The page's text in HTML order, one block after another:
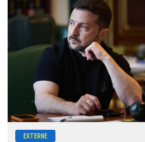
EXTERNE